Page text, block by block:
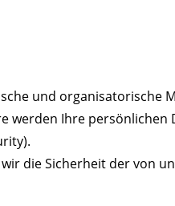
und organisatorische
Ihre persönlichen
die Sicherheit der von